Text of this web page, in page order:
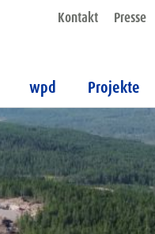
Kontakt Presse
wpd Projekte